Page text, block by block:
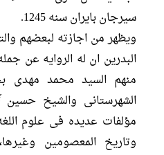
سیرجان بایران سنه 1245.
ویظهر من اجازته لبعضهم
البدرین ان له الروایه عن
منهم السید محمد مهدی
الشهرستانی والشیخ
مؤلفات عدیده فی علوم
وتاریخ المعصومین